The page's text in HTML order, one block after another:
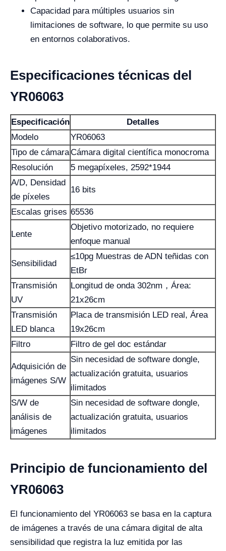
Capacidad para múltiples usuarios sin
limitaciones de software, lo que permite su uso
en entornos colaborativos.
Especificaciones técnicas del
YR06063
Especificación
Detalles
Modelo
YR06063
Tipo de cámaraCámara digital científica monocroma
Resolución
5 megapíxeles, 2592*1944
A/D, Densidad
de píxeles
16 bits
Escalas grises 65536
Lente
Objetivo motorizado, no requiere
enfoque manual
Sensibilidad
≤10pg Muestras de ADN teñidas con
EtBr
Transmisión
UV
Longitud de onda 302nm，Área:
21x26cm
Transmisión
LED blanca
Placa de transmisión LED real, Área
19x26cm
Filtro
Filtro de gel doc estándar
Adquisición de
imágenes S/W
Sin necesidad de software dongle,
actualización gratuita, usuarios
ilimitados
S/W de
análisis de
imágenes
Sin necesidad de software dongle,
actualización gratuita, usuarios
ilimitados
Principio de funcionamiento del
YR06063
El funcionamiento del YR06063 se basa en la captura
de imágenes a través de una cámara digital de alta
sensibilidad que registra la luz emitida por las